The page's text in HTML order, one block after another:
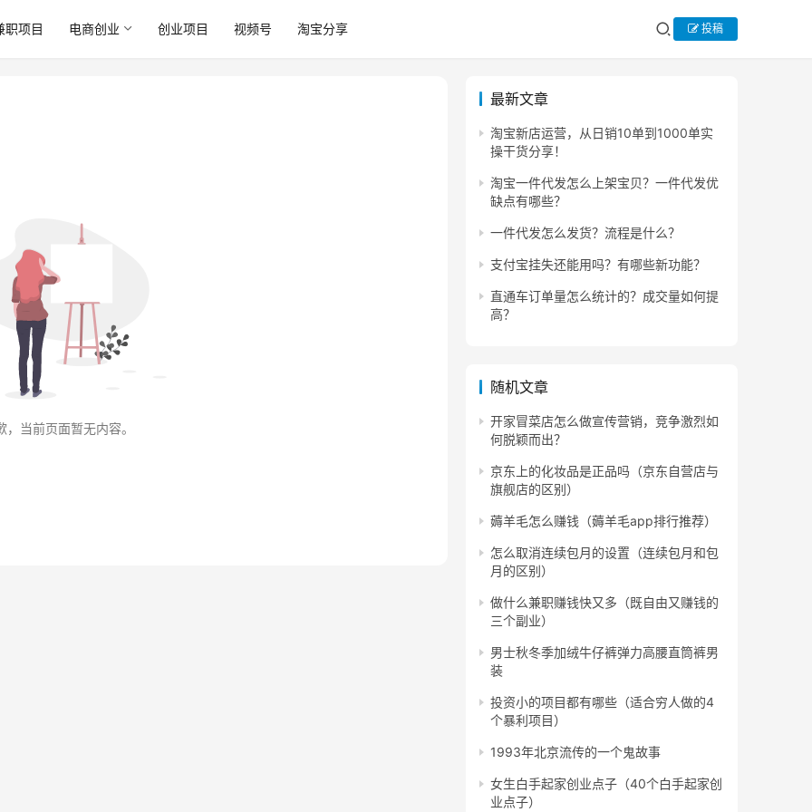
职项目 电商创业 创业项目 视频号 淘宝分享 投稿
，当前页面暂无内容。
最新文章
淘宝新店运营，从日销10单到1000单实
操干货分享！
淘宝一件代发怎么上架宝贝？一件代发优
缺点有哪些？
一件代发怎么发货？流程是什么？
支付宝挂失还能用吗？有哪些新功能？
直通车订单量怎么统计的？成交量如何提
高？
随机文章
开家冒菜店怎么做宣传营销，竞争激烈如
何脱颖而出？
京东上的化妆品是正品吗（京东自营店与
旗舰店的区别）
薅羊毛怎么赚钱（薅羊毛app排行推荐）
怎么取消连续包月的设置（连续包月和包
月的区别）
做什么兼职赚钱快又多（既自由又赚钱的
三个副业）
男士秋冬季加绒牛仔裤弹力高腰直筒裤男
装
投资小的项目都有哪些（适合穷人做的4
个暴利项目）
1993年北京流传的一个鬼故事
女生白手起家创业点子（40个白手起家创
业点子）